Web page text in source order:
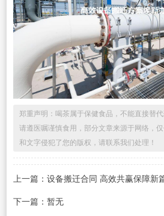
郑重声明：喝茶属于保健食品，不能直接替
请遵医嘱谨慎食用，部分文章来源于网络，
和文字侵犯了您的版权，请联系我们处理！
上一篇：设备搬迁合同 高效共赢保障新
下一篇：暂无